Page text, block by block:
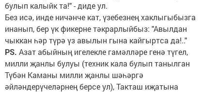
булып калыйк та!" - диде ул.
Без исә, инде ничәнче кат, үзебезнең хаклыгыбызга
инанып, бер үк фикерне тәкрарлыйбыз: "Авылдан
чыккан һәр түрә үз авылын гына кайгыртса да!.."
PS. Азат абыйның игелекле гамәлләре генә түгел,
милли җанлы булуы (техник кала булып танылган
Түбән Каманы милли җанлы шәһәргә
әйләндерүчеләрнең берсе ул), Такташ иҗатына